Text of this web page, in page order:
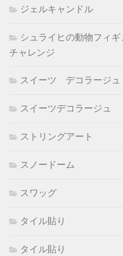
ジェルキャンドル
シュライヒの動物フィ
チャレンジ
スイーツ デコラージュ
スイーツデコラージュ
ストリングアート
スノードーム
スワッグ
タイル貼り
タイル貼り